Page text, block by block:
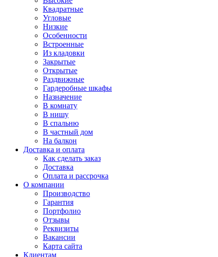
Квадратные
Угловые
Низкие
Особенности
Встроенные
Из кладовки
Закрытые
Открытые
Раздвижные
Гардеробные шкафы
Назначение
В комнату
В нишу
В спальню
В частный дом
На балкон
Доставка и оплата
Как сделать заказ
Доставка
Оплата и рассрочка
О компании
Производство
Гарантия
Портфолио
Отзывы
Реквизиты
Вакансии
Карта сайта
Клиентам